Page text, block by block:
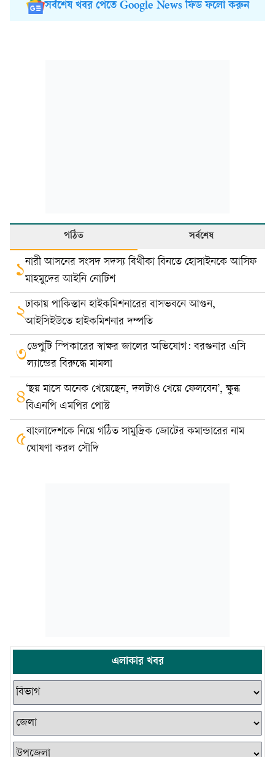
সর্বশেষ খবর পেতে Google News ফিড ফলো করুন
পঠিত সর্বশেষ
১নারী আসনের সংসদ সদস্য বিথীকা বিনতে হোসাইনকে আসিফ
মাহমুদের আইনি নোটিশ
২ঢাকায় পাকিস্তান হাইকমিশনারের বাসভবনে আগুন,
আইসিইউতে হাইকমিশনার দম্পতি
৩ডেপুটি স্পিকারের স্বাক্ষর জালের অভিযোগ: বরগুনার এসি
ল্যান্ডের বিরুদ্ধে মামলা
৪‘ছয় মাসে অনেক খেয়েছেন, দলটাও খেয়ে ফেলবেন’, ক্ষুব্ধ
বিএনপি এমপির পোস্ট
৫বাংলাদেশকে নিয়ে গঠিত সামুদ্রিক জোটের কমান্ডারের নাম
ঘোষণা করল সৌদি
এলাকার খবর